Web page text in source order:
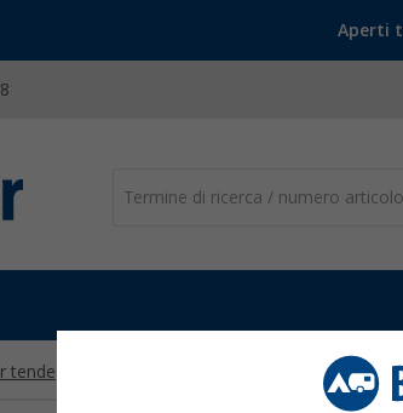
Aperti
tende Telaio di base